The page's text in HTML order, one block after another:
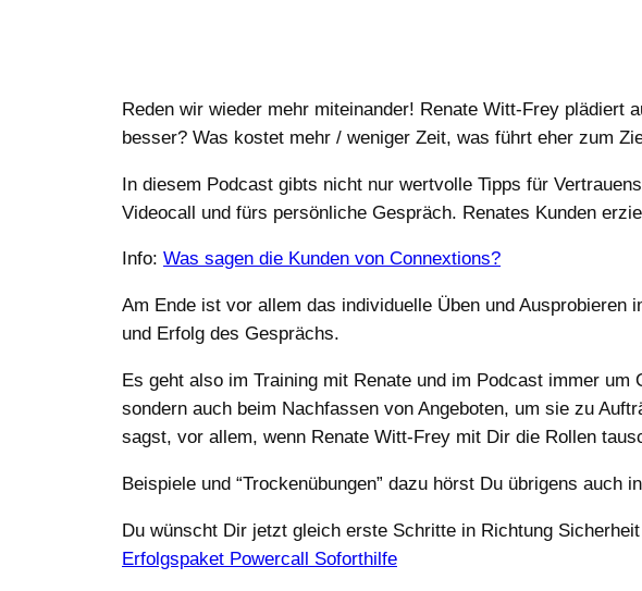
Reden wir wieder mehr miteinander! Renate Witt-Frey plädiert
besser? Was kostet mehr / weniger Zeit, was führt eher zum
In diesem Podcast gibts nicht nur wertvolle Tipps für
Videocall und fürs persönliche Gespräch. Renates Kunden
Info: Was sagen die Kunden von Connextions?
Am Ende ist vor allem das individuelle Üben und
und Erfolg des Gesprächs.
Es geht also im Training mit Renate und im Podcast immer
sondern auch beim Nachfassen von Angeboten, um sie zu
sagst, vor allem, wenn Renate Witt-Frey mit Dir die Rollen
Beispiele und “Trockenübungen” dazu hörst Du übrigens auch
Du wünscht Dir jetzt gleich erste Schritte in Richtung
Erfolgspaket Powercall Soforthilfe